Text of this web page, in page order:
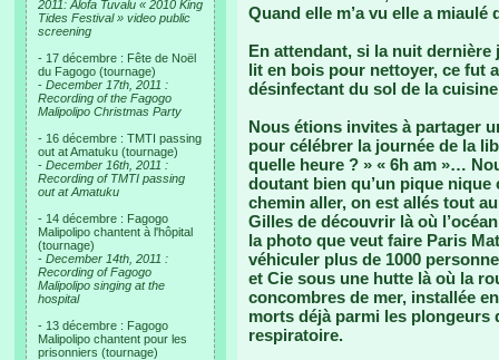
2011: Alofa Tuvalu « 2010 King
Tides Festival » video public
screening
- 17 décembre : Fête de Noël
du Fagogo (tournage)
- December 17th, 2011 :
Recording of the Fagogo
Malipolipo Christmas Party
- 16 décembre : TMTI passing
out at Amatuku (tournage)
- December 16th, 2011 :
Recording of TMTI passing
out at Amatuku
- 14 décembre : Fagogo
Malipolipo chantent à l'hôpital
(tournage)
- December 14th, 2011 :
Recording of Fagogo
Malipolipo singing at the
hospital
- 13 décembre : Fagogo
Malipolipo chantent pour les
prisonniers (tournage)
Quand elle m’a vu elle a
En attendant, si la nuit dernière
lit en bois pour nettoyer, ce fut
désinfectant du sol de la
Nous étions invites à partager
pour célébrer la journée de la
quelle heure ? » « 6h am »…
doutant bien qu’un pique
chemin aller, on est allés tout
Gilles de découvrir là où
la photo que veut faire Paris
véhiculer plus de 1000
et Cie sous une hutte là où la
concombres de mer, installée
morts déjà parmi les plongeurs
respiratoire.